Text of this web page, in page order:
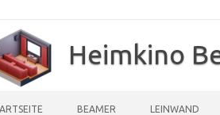
Heimkino
BEAMER LEINWAND